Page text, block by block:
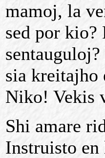
mamoj, la
sed por kio?
sia kreitajho
Niko! Vekis
Shi amare
Instruisto